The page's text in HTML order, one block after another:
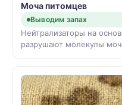
Моча питомцев
Выводим запах
Нейтрализаторы на
разрушают молекулы